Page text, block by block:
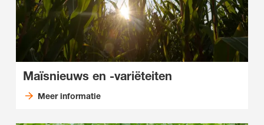
Maïsnieuws en -variëteiten
Meer informatie